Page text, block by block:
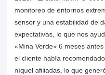
monitoreo de entornos
sensor y una estabilidad de
expectativas, lo que nos
«Mina Verde» 6 meses
el cliente había
níquel afiliadas, lo que